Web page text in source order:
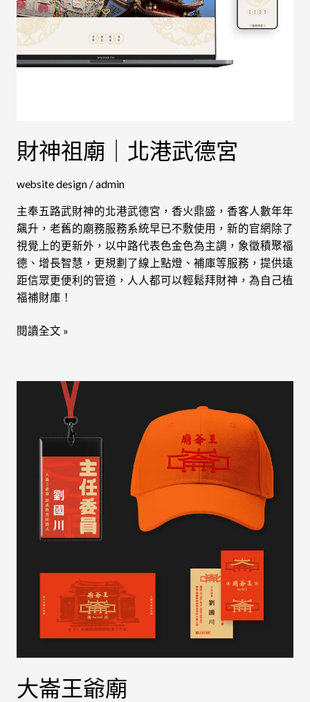
財神祖廟｜北港武德宮
website design/admin
主奉五路武財神的北港武德宮，香火鼎盛，香客人數年年
飆升，老舊的廟務服務系統早已不敷使用，新的官網除了
視覺上的更新外，以中路代表色金色為主調，象徵積聚福
德、增長智慧，更規劃了線上點燈、補庫等服務，提供遠
距信眾更便利的管道，人人都可以輕鬆拜財神，為自己植
福補財庫！
宮
閱讀全文 »
大崙王爺廟